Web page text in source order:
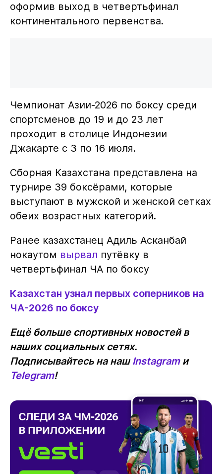
оформив выход в четвертьфинал
континентального первенства.
Чемпионат Азии-2026 по боксу среди
спортсменов до 19 и до 23 лет
проходит в столице Индонезии
Джакарте с 3 по 16 июля.
Сборная Казахстана представлена на
турнире 39 боксёрами, которые
выступают в мужской и женской сетках
обеих возрастных категорий.
Ранее казахстанец Адиль Асканбай
нокаутом вырвал путёвку в
четвертьфинал ЧА по боксу
Казахстан узнал первых соперников на
ЧА-2026 по боксу
Ещё больше спортивных новостей в
наших социальных сетях.
Подписывайтесь на нашInstagramи
Telegram!